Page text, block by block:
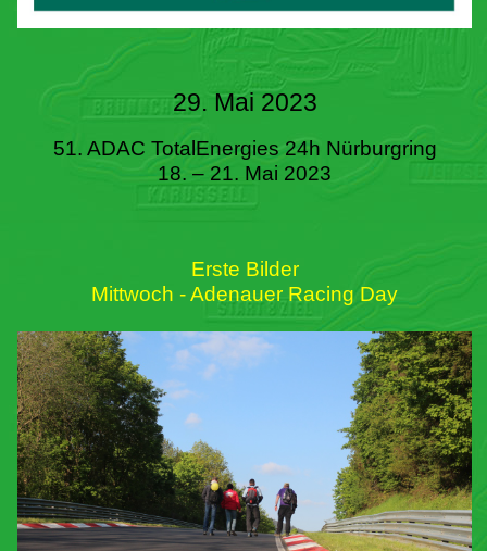
29. Mai 2023
51. ADAC TotalEnergies 24h Nürburgring
18. – 21. Mai 2023
Erste Bilder
Mittwoch - Adenauer Racing Day